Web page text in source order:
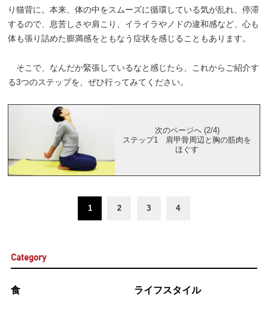
り猫背に。本来、体の中をスムーズに循環している気が乱れ、停滞
するので、息苦しさや肩こり、イライラやノドの違和感など、心も
体も張り詰めた膨満感をともなう症状を感じることもあります。
そこで、なんだか緊張しているなと感じたら、これからご紹介す
る3つのステップを、ぜひ行ってみてください。
次のページへ (2/4)
ステップ1 肩甲骨周辺と胸の筋肉を
ほぐす
1 2 3 4
Category
食 ライフスタイル